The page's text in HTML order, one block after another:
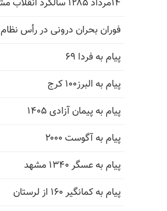
۱۴مرداد ۱۲۸۵ سالگرد انقلاب مشروطه
فوران بحران درونی در رأس نظام
پیام به فردا ۶۹
پیام به البرز۱۰۰ کرج
پیام به پیمان آزادی ۱۴۰۵
پیام به آگوست ۲۰۰۰
پیام به عسگر ۱۳۴۰ مشهد
پیام به کمانگیر ۱۶۰ از لرستان